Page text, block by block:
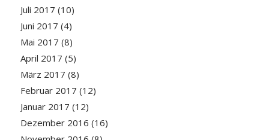
Juli 2017 (10)
Juni 2017 (4)
Mai 2017 (8)
April 2017 (5)
März 2017 (8)
Februar 2017 (12)
Januar 2017 (12)
Dezember 2016 (16)